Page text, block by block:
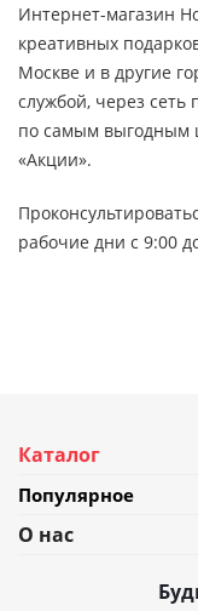
Интернет-магазин
креативных
Москве и в другие
службой, через
по самым выгодным
«Акции».
рабочие дни с 9:00
Каталог
Популярное
О нас